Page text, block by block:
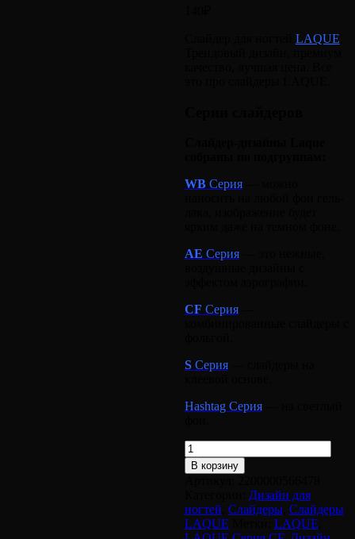
LAQUE
WBСерия— можно
AE Серия— это нежные,
CF Серия—
SСерия— слайдеры на
Hashtag Серия— на светлый
Количество
товара
Слайдер
33
В корзину
Дизайн для
ногтей Слайдеры, Слайдеры
LAQUE
LAQUE